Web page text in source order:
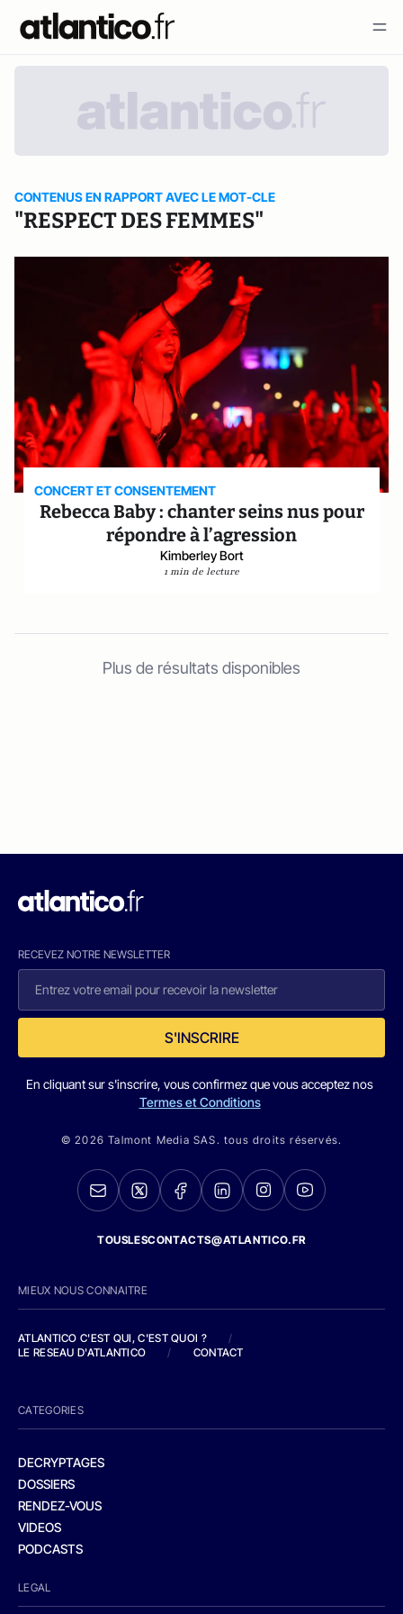
CONTENUS EN RAPPORT AVEC LE MOT-CLE
"RESPECT DES FEMMES"
CONCERT ET CONSENTEMENT
Rebecca Baby : chanter seins nus pour
répondre à l’agression
Kimberley Bort
1 min de lecture
Plus de résultats disponibles
RECEVEZ NOTRE NEWSLETTER
S'INSCRIRE
En cliquant sur s'inscrire, vous confirmez que vous acceptez nos
Termes et Conditions
© 2026 Talmont Media SAS. tous droits réservés.
TOUSLESCONTACTS@ATLANTICO.FR
MIEUX NOUS CONNAITRE
ATLANTICO C'EST QUI, C'EST QUOI ?
/
LE RESEAU D'ATLANTICO
/ CONTACT
CATEGORIES
DECRYPTAGES
DOSSIERS
RENDEZ-VOUS
VIDEOS
PODCASTS
LEGAL